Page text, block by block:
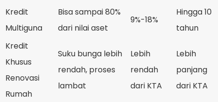
Kredit
Multiguna
Bisa sampai 80%
dari nilai aset
9%-18%
Hingga 10
tahun
Kredit
Khusus
Renovasi
Rumah
Suku bunga lebih
rendah, proses
lambat
Lebih
rendah
dari KTA
Lebih
panjang
dari KTA